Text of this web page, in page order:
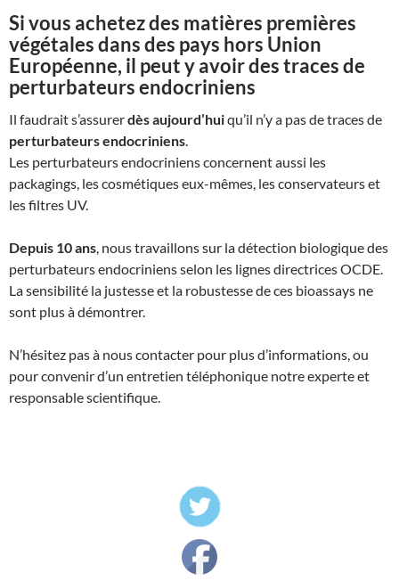
Si vous achetez des matières premières
végétales dans des pays hors Union
Européenne, il peut y avoir des traces de
perturbateurs endocriniens
Il faudrait s’assurerdès aujourd’huiqu’il n’y a pas de traces de
perturbateurs endocriniens.
Les perturbateurs endocriniens concernent aussi les
packagings, les cosmétiques eux-mêmes, les conservateurs et
les filtres UV.
Depuis 10 ans, nous travaillons sur la détection biologique des
perturbateurs endocriniens selon les lignes directrices OCDE.
La sensibilité la justesse et la robustesse de ces bioassays ne
sont plus à démontrer.
N’hésitez pas à nous contacter pour plus d’informations, ou
pour convenir d’un entretien téléphonique notre experte et
responsable scientifique.